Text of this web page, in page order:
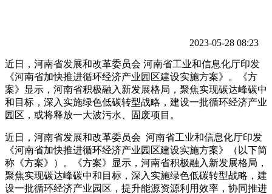
2023-05-28 08:23
近日，河南省发展和改革委员会 河南省工业和信息化厅印发
《河南省加快推进循环经济产业园区建设实施方案》。《方
案》显示，河南省积极融入新发展格局，聚焦实现碳达峰碳中
和目标，深入实施绿色低碳转型战略，建设一批循环经济产业
园区，或将释放一大波污水、固废项目。
近日，河南省发展和改革委员会 河南省工业和信息化厅印发
《河南省加快推进循环经济产业园区建设实施方案》（以下简
称《方案》）。《方案》显示，河南省积极融入新发展格局，
聚焦实现碳达峰碳中和目标，深入实施绿色低碳转型战略，建
设一批循环经济产业园区，提升能源资源利用效率，协同推进